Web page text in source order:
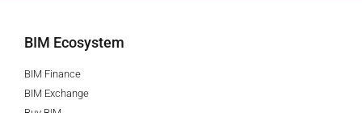
BIM Ecosystem
BIM Finance
BIM Exchange